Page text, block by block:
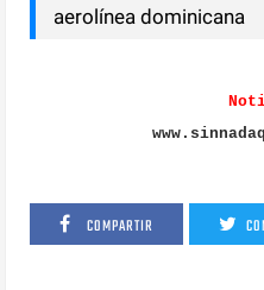
aerolínea dominicana
COMPARTIR